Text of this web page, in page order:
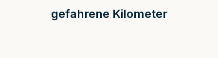
gefahrene Kilometer